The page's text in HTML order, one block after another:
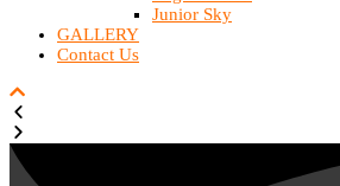
Junior Sky
GALLERY
Contact Us